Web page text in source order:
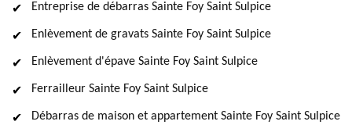
Entreprise de débarras Sainte Foy Saint Sulpice
Enlèvement de gravats Sainte Foy Saint Sulpice
Enlèvement d'épave Sainte Foy Saint Sulpice
Ferrailleur Sainte Foy Saint Sulpice
Débarras de maison et appartement Sainte Foy Saint Sulpice